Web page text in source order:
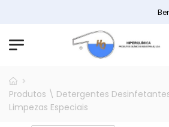
Bem
Produtos \ Detergentes
Limpezas Especiais